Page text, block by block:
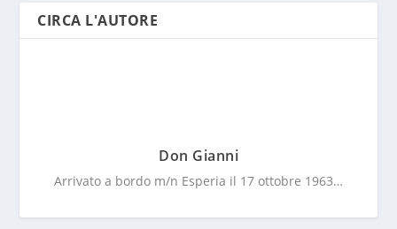
CIRCA L'AUTORE
Don Gianni
Arrivato a bordo m/n Esperia il 17 ottobre 1963…